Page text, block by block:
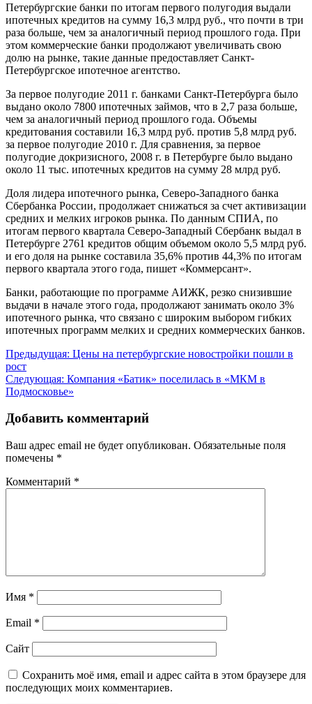
Петербургские банки по итогам первого полугодия выдали
ипотечных кредитов на сумму 16,3 млрд руб., что почти в три
раза больше, чем за аналогичный период прошлого года. При
этом коммерческие банки продолжают увеличивать свою
долю на рынке, такие данные предоставляет Санкт-
Петербургское ипотечное агентство.
За первое полугодие 2011 г. банками Санкт-Петербурга было
выдано около 7800 ипотечных займов, что в 2,7 раза больше,
чем за аналогичный период прошлого года. Объемы
кредитования составили 16,3 млрд руб. против 5,8 млрд руб.
за первое полугодие 2010 г. Для сравнения, за первое
полугодие докризисного, 2008 г. в Петербурге было выдано
около 11 тыс. ипотечных кредитов на сумму 28 млрд руб.
Доля лидера ипотечного рынка, Северо-Западного банка
Сбербанка России, продолжает снижаться за счет активизации
средних и мелких игроков рынка. По данным СПИА, по
итогам первого квартала Северо-Западный Сбербанк выдал в
Петербурге 2761 кредитов общим объемом около 5,5 млрд руб.
и его доля на рынке составила 35,6% против 44,3% по итогам
первого квартала этого года, пишет «Коммерсант».
Банки, работающие по программе АИЖК, резко снизившие
выдачи в начале этого года, продолжают занимать около 3%
ипотечного рынка, что связано с широким выбором гибких
ипотечных программ мелких и средних коммерческих банков.
Навигация
по
записям
Предыдущая: Цены на петербургские новостройки пошли в
рост
Следующая: Компания «Батик» поселилась в «МКМ в
Подмосковье»
Добавить комментарий
Ваш адрес email не будет опубликован. Обязательные поля
помечены *
Комментарий *
Имя *
Email *
Сайт
Сохранить моё имя, email и адрес сайта в этом браузере для
последующих моих комментариев.